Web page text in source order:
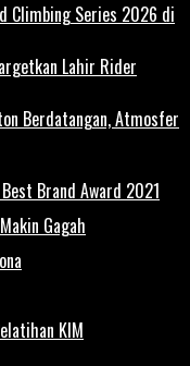
Climbing Series 2026 di
Lahir Rider
Berdatangan, Atmosfer
Brand Award 2021
Gagah
KIM